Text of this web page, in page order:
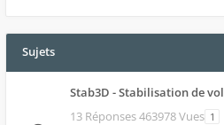
Sujets
Stab3D - Stabilisation de
13 Réponses 463978 Vues 1